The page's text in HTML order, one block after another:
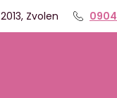
Zvolen 0904